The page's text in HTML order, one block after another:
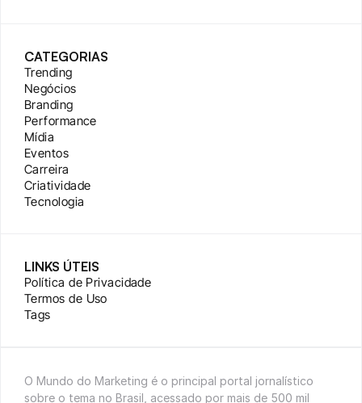
CATEGORIAS
Trending
Negócios
Branding
Performance
Mídia
Eventos
Carreira
Criatividade
Tecnologia
LINKS ÚTEIS
Política de Privacidade
Termos de Uso
Tags
O Mundo do Marketing é o principal portal jornalístico
sobre o tema no Brasil, acessado por mais de 500 mil